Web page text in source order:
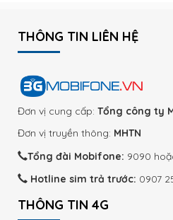
THÔNG TIN LIÊN HỆ
Đơn vị cung cấp: Tổng công ty
Đơn vị truyền thông: MHTN
Tổng đài Mobifone: 9090
Hotline sim trả trước: 0907
THÔNG TIN 4G